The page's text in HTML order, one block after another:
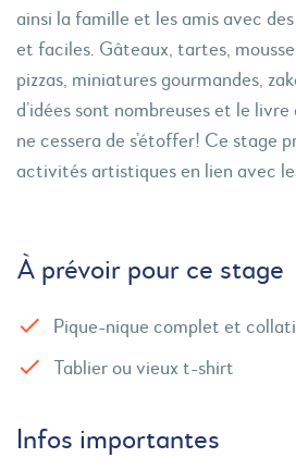
ainsi la famille et les amis avec
et faciles. Gâteaux, tartes,
pizzas, miniatures gourmandes,
d’idées sont nombreuses et le
ne cessera de s’étoffer! Ce stage
activités artistiques en lien avec
À prévoir pour ce stage
Pique-nique complet et
Tablier ou vieux t-shirt
Infos importantes